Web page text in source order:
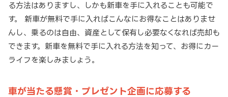
る方法はありますし、しかも新車を手に入れることも可能で
す。 新車が無料で手に入ればこんなにお得なことはありませ
んし、乗るのは自由、資産として保有し必要なくなれば売却も
できます。新車を無料で手に入れる方法を知って、お得にカー
ライフを楽しみましょう。
車が当たる懸賞・プレゼント企画に応募する